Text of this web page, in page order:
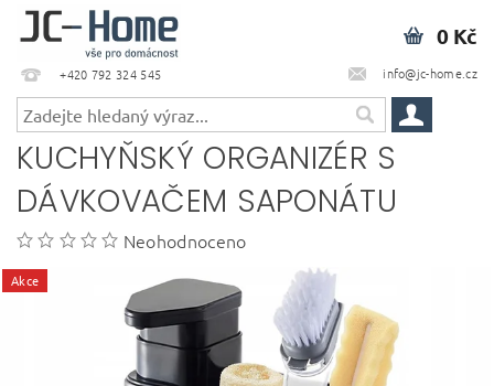
+420 792 324 545 info@jc-home.cz
0 Kč
KUCHYŇSKÝ ORGANIZÉR S
DÁVKOVAČEM SAPONÁTU
Neohodnoceno
Akce